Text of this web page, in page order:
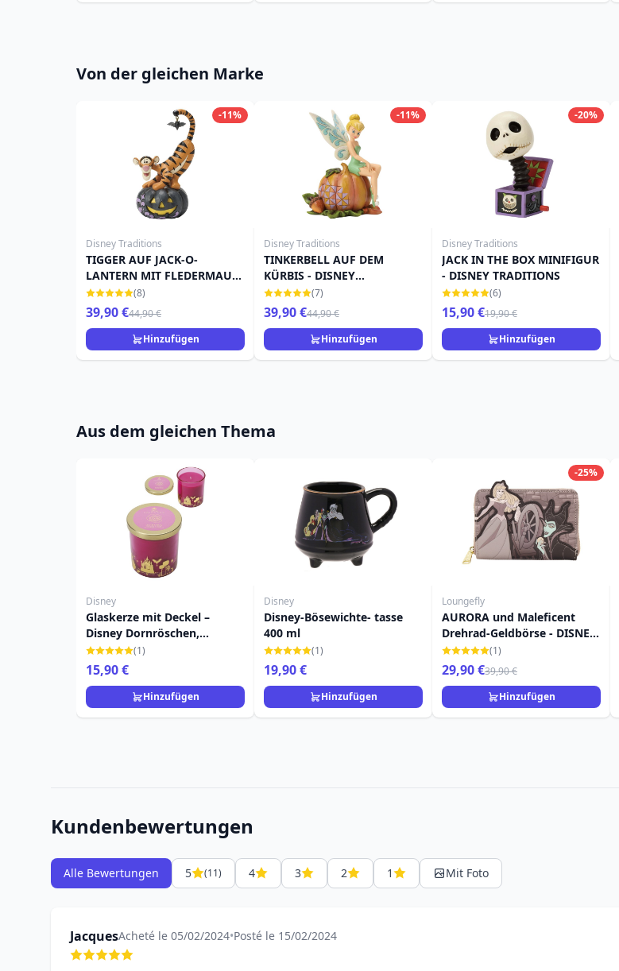
Von der gleichen Marke
-11%
Disney Traditions
TIGGER AUF JACK-O-
LANTERN MIT FLEDERMAUS
- DISNEY TRADITIONS
(8)
39,90 €44,90 €
Hinzufügen
-11%
Disney Traditions
TINKERBELL AUF DEM
KÜRBIS - DISNEY
TRADITIONS
(7)
39,90 €44,90 €
Hinzufügen
-20%
Disney Traditions
JACK IN THE BOX MINIFIGUR
- DISNEY TRADITIONS
(6)
15,90 €19,90 €
Hinzufügen
Aus dem gleichen Thema
Disney
Glaskerze mit Deckel –
Disney Dornröschen,
Wildrose & Vanille
(1)
15,90 €
Hinzufügen
Disney
Disney-Bösewichte- tasse
400 ml
(1)
19,90 €
Hinzufügen
-25%
Loungefly
AURORA und Maleficent
Drehrad-Geldbörse - DISNEY
LOUNGEFLY Loungefly
Dornröschen
(1)
29,90 €39,90 €
Hinzufügen
Kundenbewertungen
Alle Bewertungen 5 (11) 4 3 2 1 Mit Foto
JacquesAcheté le 05/02/2024•Posté le 15/02/2024